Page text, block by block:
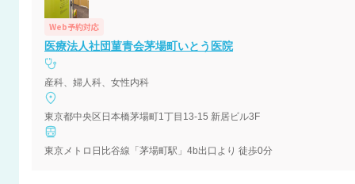
Web予約対応
医療法人社団菫青会茅場町いとう医院
産科、婦人科、女性内科
東京都中央区日本橋茅場町1丁目13-15 新居ビル3F
東京メトロ日比谷線「茅場町駅」4b出口より 徒歩0分